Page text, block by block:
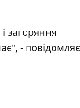
загоряння
- повідомляє